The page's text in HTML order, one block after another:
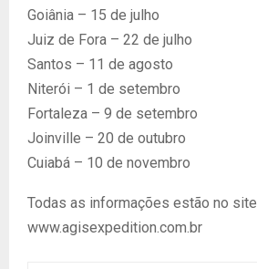
Goiânia – 15 de julho
Juiz de Fora – 22 de julho
Santos – 11 de agosto
Niterói – 1 de setembro
Fortaleza – 9 de setembro
Joinville – 20 de outubro
Cuiabá – 10 de novembro
Todas as informações estão no site
www.agisexpedition.com.br